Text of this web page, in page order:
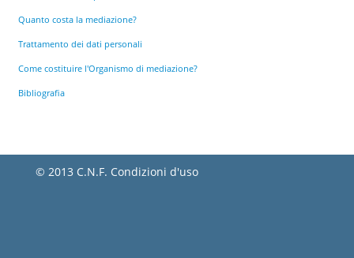
Quanto costa la mediazione?
Trattamento dei dati personali
Come costituire l'Organismo di mediazione?
Bibliografia
© 2013 C.N.F. Condizioni d'uso